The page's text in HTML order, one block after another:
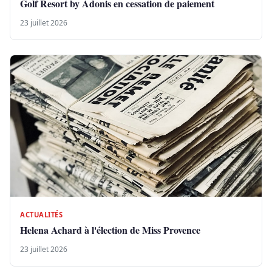
Golf Resort by Adonis en cessation de paiement
23 juillet 2026
ACTUALITÉS
Helena Achard à l'élection de Miss Provence
23 juillet 2026